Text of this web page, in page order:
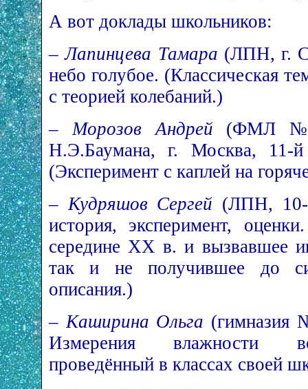
А вот доклады школьников:
–Лапинцева Тамара (ЛПН, г.
небо голубое. (Классическая
с теорией колебаний.)
– Морозов Андрей (ФМЛ №
Н.Э.Баумана, г. Москва, 11-
(Эксперимент с каплей на
– Кудряшов Сергей (ЛПН, 10-
история, эксперимент,
середине XX в. и вызвавшее
так и не получившее до
описания.)
– Каширина Ольга (гимназия
Измерения влажности
проведённый в классах своей